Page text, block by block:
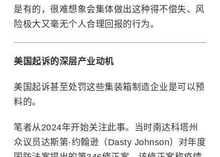
是有的，很难想象会集体做出这种得不偿失、风
险极大又毫无个人合理回报的行为。
美国起诉的深层产业动机
美国起诉甚至处罚这些集装箱制造企业是可以预
料的。
笔者从2024年开始关注此事。当时南达科塔州
众议员达斯第·约翰逊（Dasty Johnson）对年度